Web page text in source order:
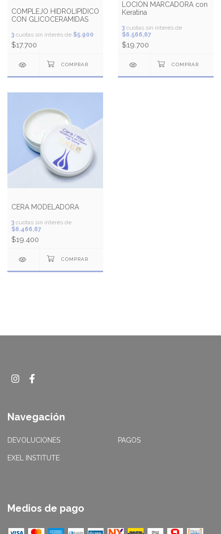
COMPLEJO HIDROLIPÍDICO
CON GLICOCERAMIDAS
3 cuotas sin interés de $5.900
$17.700
LOCIÓN MARCADORA con
Keratina
3 cuotas sin interés de
$6.566,67
$19.700
CERA MODELADORA
3 cuotas sin interés de
$6.466,67
$19.400
Navegación
DEVOLUCIONES PAGOS
EXEL INSTITUTE
Medios de pago